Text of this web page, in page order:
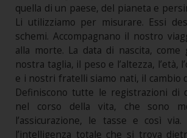
quella di un paese, del pianeta e
Li utilizziamo per misurare. Essi
schemi. Accompagnano il nostro
alla morte. La data di nascita,
nostra taglia, il peso e l’altezza, l’età,
e i nostri fratelli siamo nati, il cambio
Definiscono tutte le registrazioni di
nel corso della vita, che sono
l’assicurazione, le tasse e così
l’intelligenza totale che si trova